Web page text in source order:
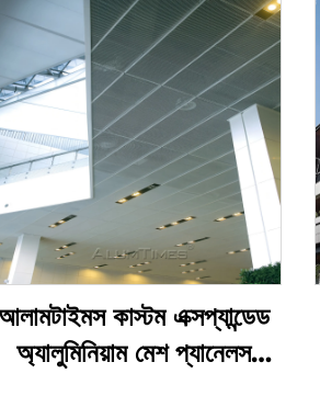
কাস্টম এক্সপ্যান্ডেড
অ্যালুমিনিয়াম মেশ প্যানেলস